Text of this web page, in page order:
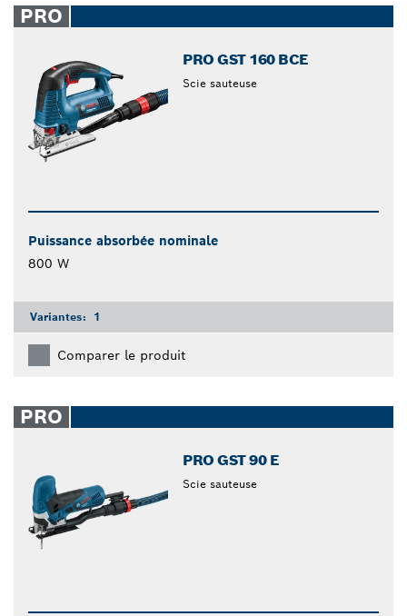
PRO
PRO GST 160 BCE
Scie sauteuse
Puissance absorbée nominale
800 W
Variantes: 1
Comparer le produit
PRO
PRO GST 90 E
Scie sauteuse